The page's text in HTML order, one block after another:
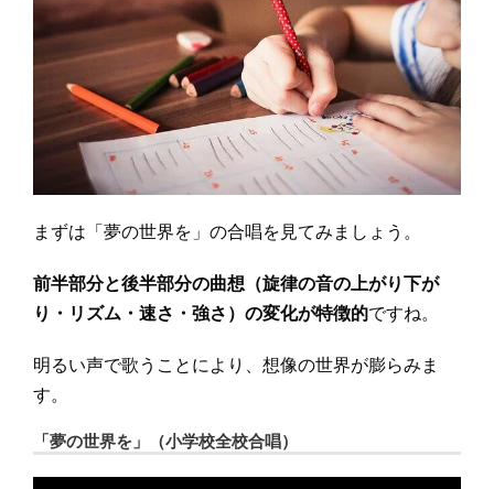
まずは「夢の世界を」の合唱を見てみましょう。
前半部分と後半部分の曲想（旋律の音の上がり下が
り・リズム・速さ・強さ）の変化が特徴的ですね。
明るい声で歌うことにより、想像の世界が膨らみま
す。
「夢の世界を」（小学校全校合唱）